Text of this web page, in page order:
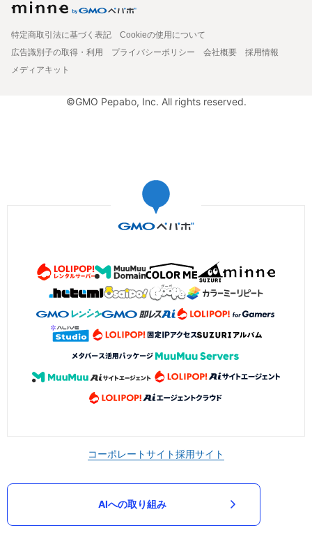
特定商取引法に基づく表記
Cookieの使用について
広告識別子の取得・利用
プライバシーポリシー 会社概要
採用情報
メディアキット
©GMO Pepabo, Inc. All rights reserved.
コーポレートサイト採用サイト
AIへの取り組み